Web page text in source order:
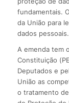
fundamentais.
da União para
dados pessoais.
A emenda tem
Constituição
Deputados e
União as
o tratamento